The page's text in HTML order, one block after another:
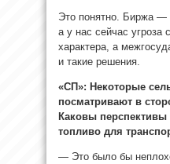
Это понятно. Биржа —
а у нас сейчас угроза
характера, а
и такие решения.
«СП»: Некоторые
посматривают в
Каковы перспективы
топливо для
— Это было бы